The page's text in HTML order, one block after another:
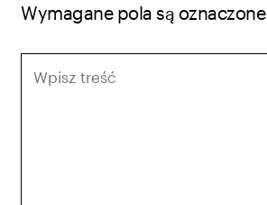
Wymagane pola są oznaczone
treść